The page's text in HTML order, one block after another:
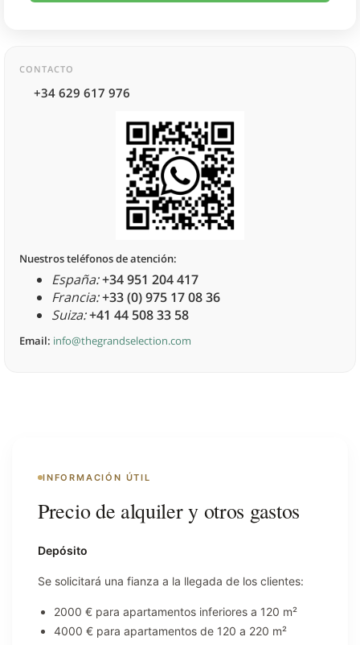
CONTACTO
+34 629 617 976
Nuestros teléfonos de atención:
España:+34 951 204 417
Francia:+33 (0) 975 17 08 36
Suiza:+41 44 508 33 58
Email: info@thegrandselection.com
INFORMACIÓN ÚTIL
Precio de alquiler y otros gastos
Depósito
Se solicitará una fianza a la llegada de los clientes:
2000 € para apartamentos inferiores a 120 m²
4000 € para apartamentos de 120 a 220 m²